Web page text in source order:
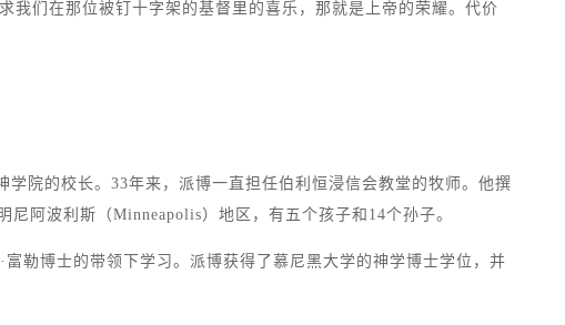
我们在那位被钉十字架的基督里的喜乐，那就是上帝的荣耀。代价
院的校长。33年来，派博一直担任伯利恒浸信会教堂的牧师。他撰
阿波利斯（Minneapolis）地区，有五个孩子和14个孙子。
勒博士的带领下学习。派博获得了慕尼黑大学的神学博士学位，并